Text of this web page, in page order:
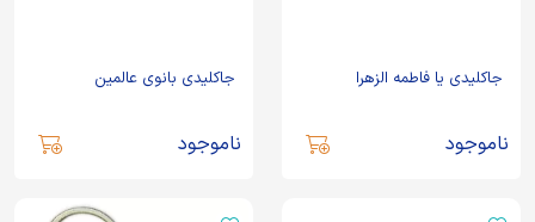
جاکلیدی یا فاطمه الزهرا
ناموجود
جاکلیدی بانوی عالمین
ناموجود